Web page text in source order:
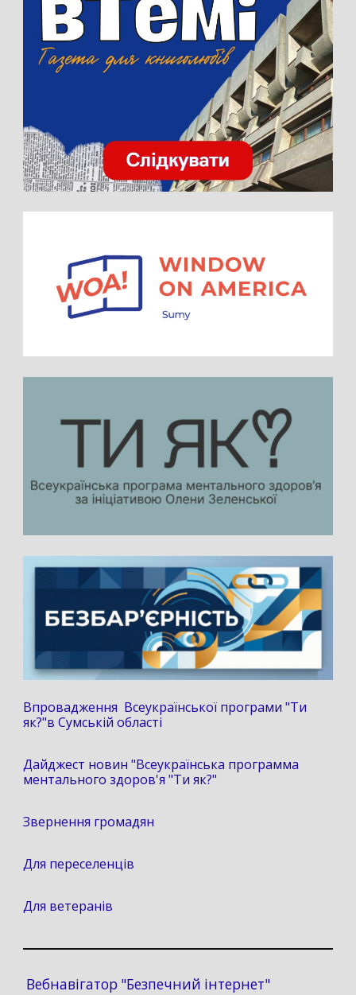
Впровадження Всеукраїнської програми "Ти
як?"в Сумській області
Дайджест новин "Всеукраїнська программа
ментального здоров'я "Ти як?"
Звернення громадян
Для переселенців
Для ветеранів
Вебнавігатор "Безпечний інтернет"